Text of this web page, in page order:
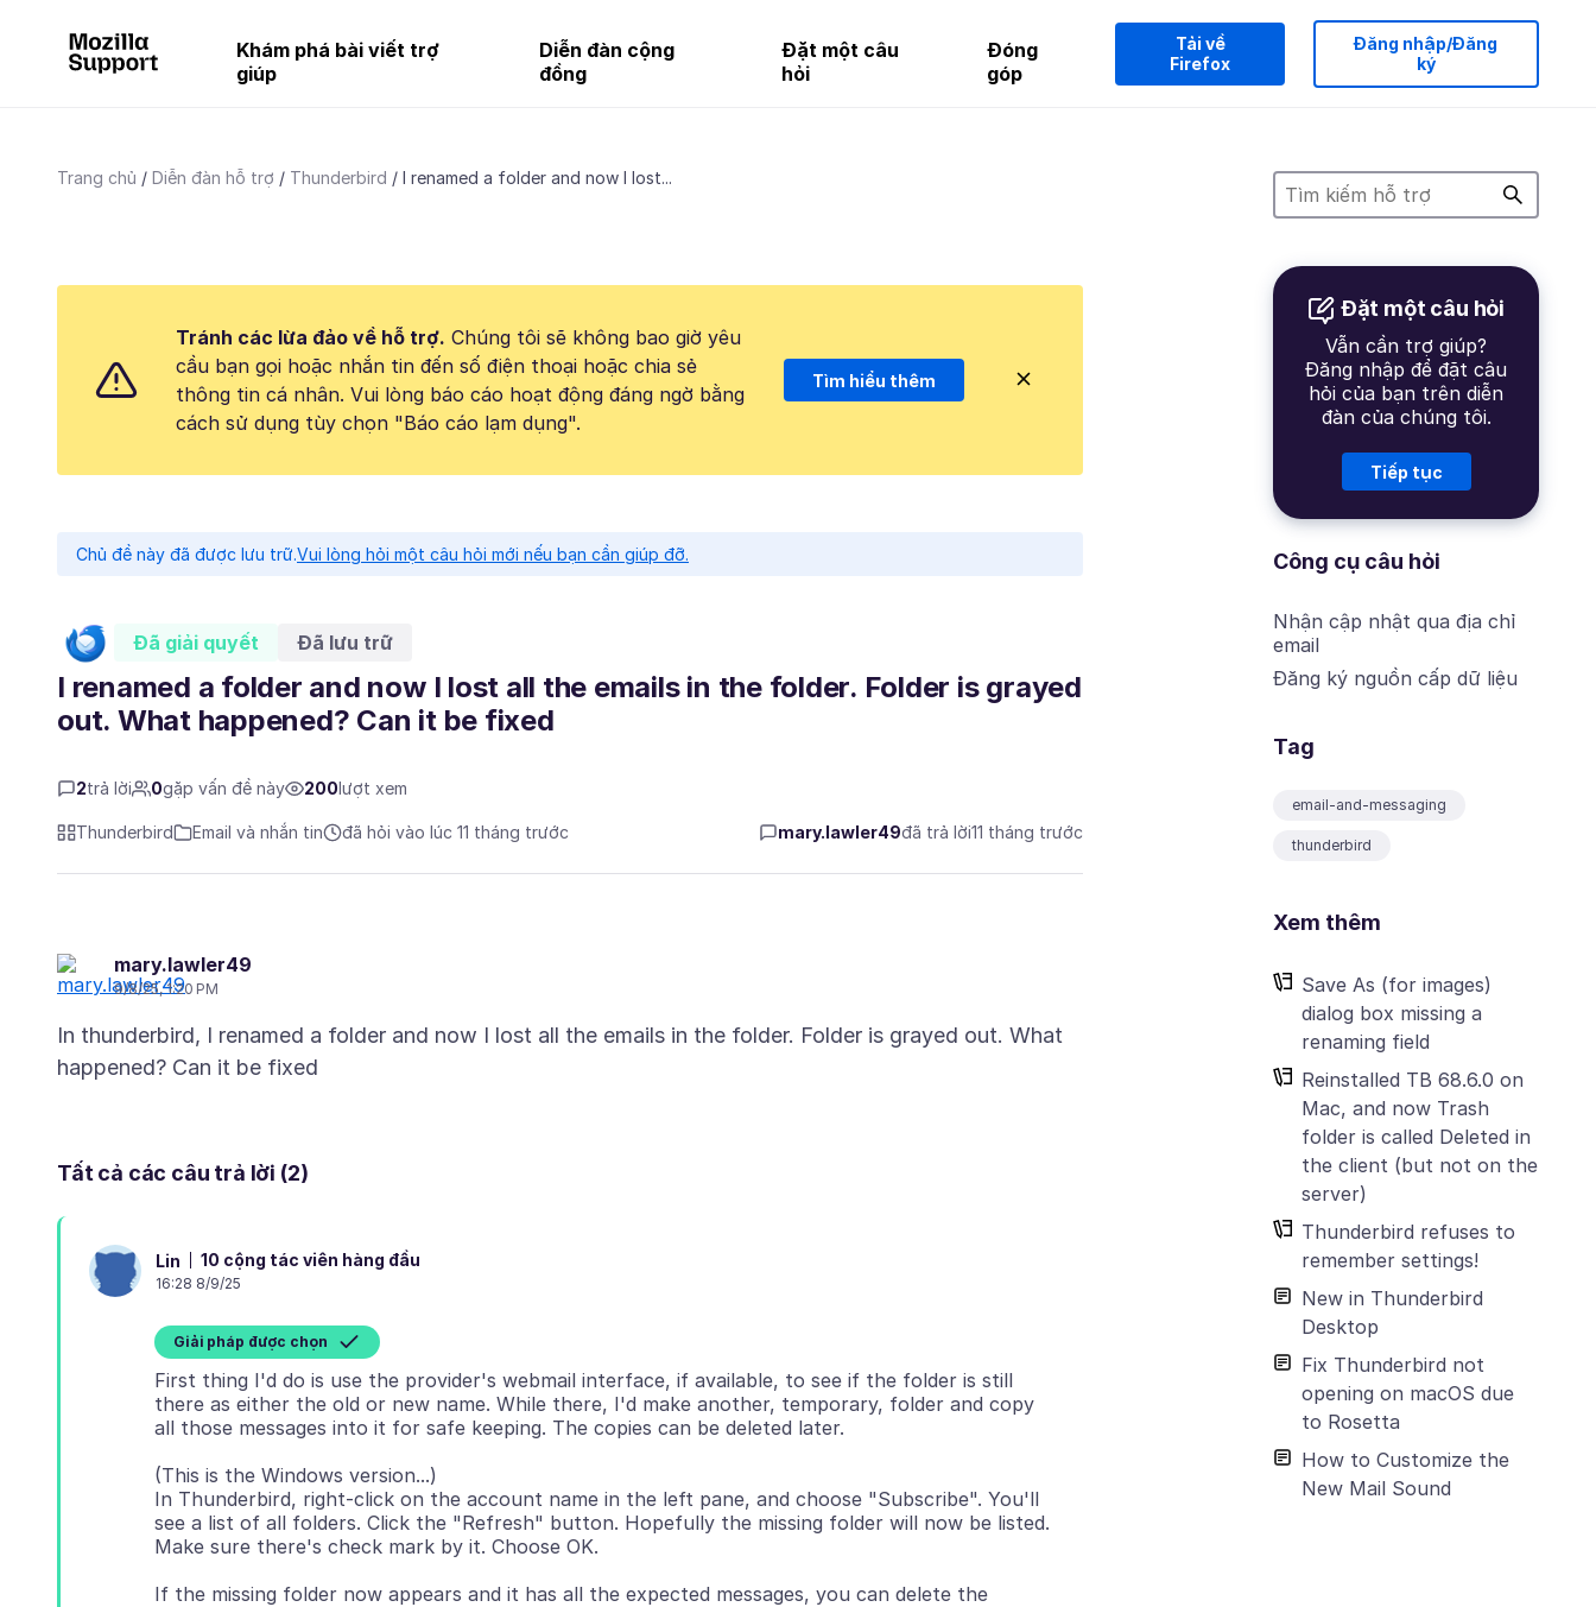
Khám phá bài viết trợ
giúp
Diễn đàn cộng
đồng
Đặt một câu
hỏi
Đóng
góp
Tải về
Firefox
Đăng nhập/Đăng
ký
Trang chủ Diễn đàn hỗ trợ Thunderbird I renamed a folder and now I lost...
Đặt một câu hỏi
Vẫn cần trợ giúp?
Đăng nhập để đặt câu
hỏi của bạn trên diễn
đàn của chúng tôi.
Tiếp tục
Công cụ câu hỏi
Nhận cập nhật qua địa chỉ
email
Đăng ký nguồn cấp dữ liệu
Tag
email-and-messaging
thunderbird
Xem thêm
Save As (for images)
dialog box missing a
renaming field
Reinstalled TB 68.6.0 on
Mac, and now Trash
folder is called Deleted in
the client (but not on the
server)
Thunderbird refuses to
remember settings!
New in Thunderbird
Desktop
Fix Thunderbird not
opening on macOS due
to Rosetta
How to Customize the
New Mail Sound
Tránh các lừa đảo về hỗ trợ. Chúng tôi sẽ không bao giờ yêu
cầu bạn gọi hoặc nhắn tin đến số điện thoại hoặc chia sẻ
thông tin cá nhân. Vui lòng báo cáo hoạt động đáng ngờ bằng
cách sử dụng tùy chọn "Báo cáo lạm dụng".
Tìm hiểu thêm
Chủ đề này đã được lưu trữ.Vui lòng hỏi một câu hỏi mới nếu bạn cần giúp đỡ.
Đã giải quyết Đã lưu trữ
I renamed a folder and now I lost all the emails in the folder. Folder is grayed
out. What happened? Can it be fixed
2trả lời 0gặp vấn đề này 200lượt xem
Thunderbird Email và nhắn tin đã hỏi vào lúc 11 tháng trước mary.lawler49đã trả lời11 tháng trước
mary.lawler49
9/8/25, 1:20 PM
In thunderbird, I renamed a folder and now I lost all the emails in the folder. Folder is grayed out. What
Tất cả các câu trả lời (2)
Lin 10 cộng tác viên hàng đầu
16:28 8/9/25
Giải pháp được chọn
First thing I'd do is use the provider's webmail interface, if available, to see if the folder is still
there as either the old or new name. While there, I'd make another, temporary, folder and copy
(This is the Windows version...)
In Thunderbird, right-click on the account name in the left pane, and choose "Subscribe". You'll
see a list of all folders. Click the "Refresh" button. Hopefully the missing folder will now be listed.
If the missing folder now appears and it has all the expected messages, you can delete the